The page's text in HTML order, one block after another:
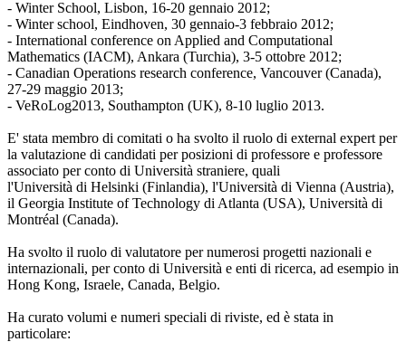
- Winter School, Lisbon, 16-20 gennaio 2012;
- Winter school, Eindhoven, 30 gennaio-3 febbraio 2012;
- International conference on Applied and Computational
Mathematics (IACM), Ankara (Turchia), 3-5 ottobre 2012;
- Canadian Operations research conference, Vancouver (Canada),
27-29 maggio 2013;
- VeRoLog2013, Southampton (UK), 8-10 luglio 2013.
E' stata membro di comitati o ha svolto il ruolo di external expert per
la valutazione di candidati per posizioni di professore e professore
associato per conto di Università straniere, quali
l'Università di Helsinki (Finlandia), l'Università di Vienna (Austria),
il Georgia Institute of Technology di Atlanta (USA), Università di
Montréal (Canada).
Ha svolto il ruolo di valutatore per numerosi progetti nazionali e
internazionali, per conto di Università e enti di ricerca, ad esempio in
Hong Kong, Israele, Canada, Belgio.
Ha curato volumi e numeri speciali di riviste, ed è stata in
particolare: